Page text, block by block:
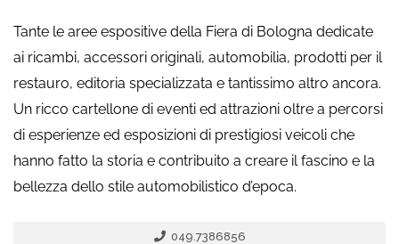
Tante le aree espositive della Fiera di Bologna dedicate
ai ricambi, accessori originali, automobilia, prodotti per il
restauro, editoria specializzata e tantissimo altro ancora.
Un ricco cartellone di eventi ed attrazioni oltre a percorsi
di esperienze ed esposizioni di prestigiosi veicoli che
hanno fatto la storia e contribuito a creare il fascino e la
bellezza dello stile automobilistico d’epoca.
049.7386856